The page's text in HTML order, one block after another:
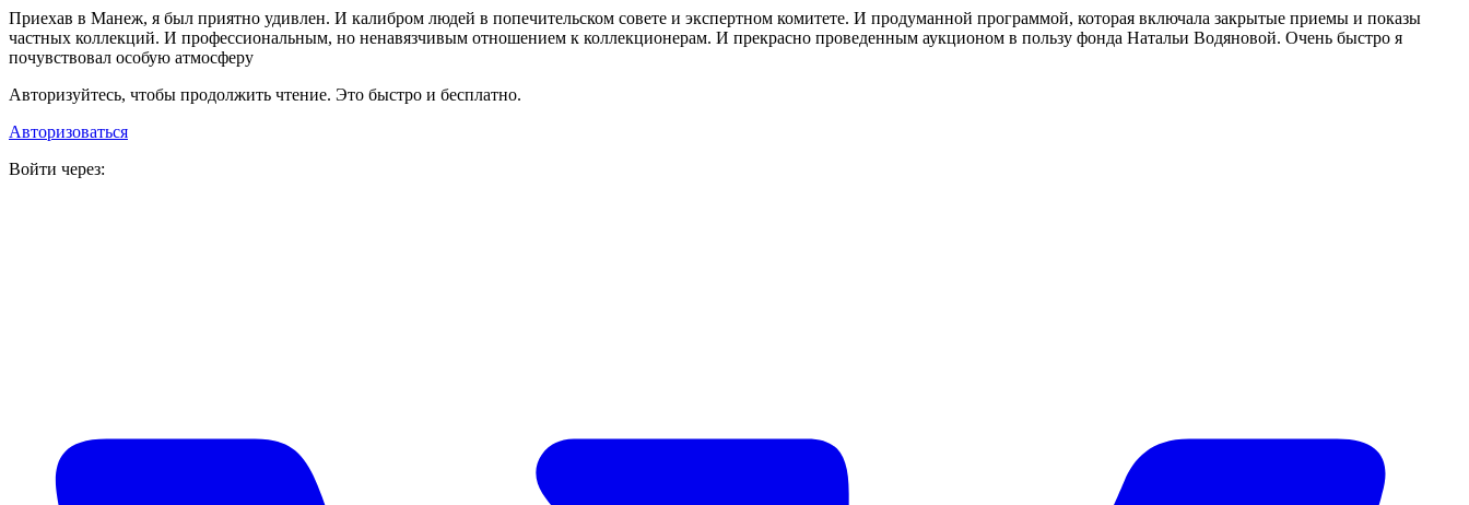
Приехав в Манеж, я был приятно удивлен. И калибром людей в попечительском совете и экспертном комитете. И продуманной программой, которая включала закрытые приемы и показы
частных коллекций. И профессиональным, но ненавязчивым отношением к коллекционерам. И прекрасно проведенным аукционом в пользу фонда Натальи Водяновой. Очень быстро я
почувствовал особую атмосферу
Авторизуйтесь, чтобы продолжить чтение. Это быстро и бесплатно.
Авторизоваться
Войти через: